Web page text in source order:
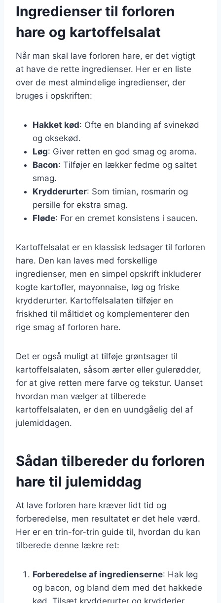
Ingredienser til forloren
hare og kartoffelsalat
Når man skal lave forloren hare, er det vigtigt
at have de rette ingredienser. Her er en liste
over de mest almindelige ingredienser, der
bruges i opskriften:
Hakket kød: Ofte en blanding af svinekød
og oksekød.
Løg: Giver retten en god smag og aroma.
Bacon: Tilføjer en lækker fedme og saltet
smag.
Krydderurter: Som timian, rosmarin og
persille for ekstra smag.
Fløde: For en cremet konsistens i saucen.
Kartoffelsalat er en klassisk ledsager til forloren
hare. Den kan laves med forskellige
ingredienser, men en simpel opskrift inkluderer
kogte kartofler, mayonnaise, løg og friske
krydderurter. Kartoffelsalaten tilføjer en
friskhed til måltidet og komplementerer den
rige smag af forloren hare.
Det er også muligt at tilføje grøntsager til
kartoffelsalaten, såsom ærter eller gulerødder,
for at give retten mere farve og tekstur. Uanset
hvordan man vælger at tilberede
kartoffelsalaten, er den en uundgåelig del af
julemiddagen.
Sådan tilbereder du forloren
hare til julemiddag
At lave forloren hare kræver lidt tid og
forberedelse, men resultatet er det hele værd.
Her er en trin-for-trin guide til, hvordan du kan
tilberede denne lækre ret:
Forberedelse af ingredienserne: Hak løg
og bacon, og bland dem med det hakkede
kød. Tilsæt krydderurter og krydderier